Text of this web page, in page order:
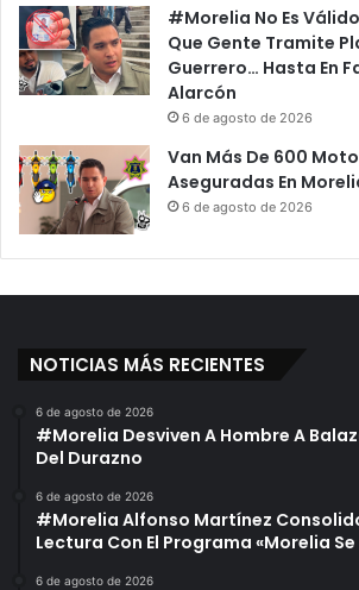
#Morelia No Es
Que Gente Tramite
Guerrero… Hasta En
Alarcón
6 de agosto de 2026
Van Más De 600
Aseguradas En
6 de agosto de 2026
NOTICIAS MÁS RECIENTES
6 de agosto de 2026
#Morelia Desviven A Hombre A
Del Durazno
6 de agosto de 2026
#Morelia Alfonso Martínez
Lectura Con El Programa «Morelia Se
6 de agosto de 2026